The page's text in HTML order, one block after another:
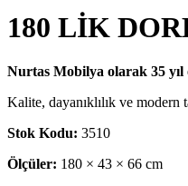
180 LİK
Nurtas Mobilya olarak 35 yıl
Kalite, dayanıklılık ve modern
Stok Kodu: 3510
Ölçüler: 180 × 43 × 66 cm